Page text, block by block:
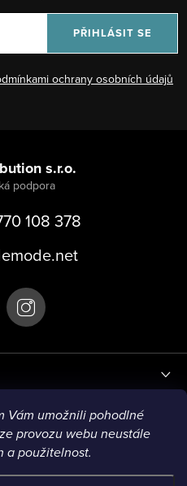
Vám umožnili pohodlné
provozu webu neustále
a použitelnost.
ochrany osobních údajů
PŘIHLÁSIT SE
s.r.o.
108 378